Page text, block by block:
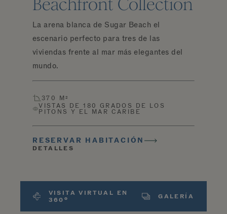
Beachfront Collection
La arena blanca de Sugar Beach el
escenario perfecto para tres de las
viviendas frente al mar más elegantes del
mundo.
370 M²
VISTAS DE 180 GRADOS DE LOS
PITONS Y EL MAR CARIBE
RESERVAR HABITACIÓN
DETALLES
VISITA VIRTUAL EN
360º
GALERÍA